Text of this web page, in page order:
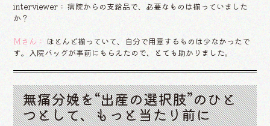
interviewer： 病院からの支給品で、必要なものは揃っていました
か？
Mさん： ほとんど揃っていて、自分で用意するものは少なかったで
す。入院バッグが事前にもらえたので、とても助かりました。
無痛分娩を“出産の選択肢”のひと
つとして、もっと当たり前に